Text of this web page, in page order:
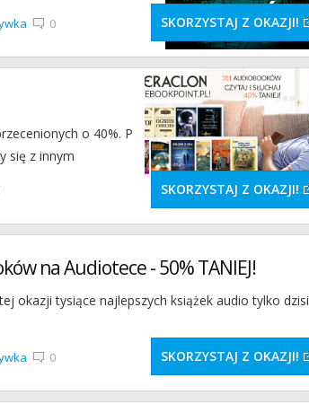
0 SKORZYSTAJ Z OKAZJI
o 40%. P
się z innym
SKORZYSTAJ Z OKAZJI
na Audiotece - 50% TANIEJ!
okazji tysiące najlepszych książek audio tylko dzisi
0 SKORZYSTAJ Z OKAZJI